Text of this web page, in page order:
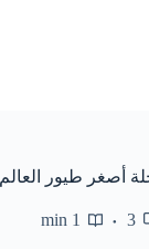
أصغر طيور العالم
3
1 min